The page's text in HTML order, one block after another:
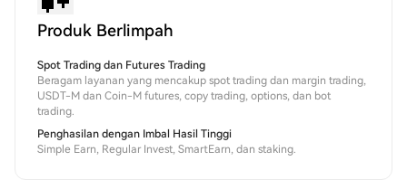
Produk Berlimpah
Spot Trading dan Futures Trading
Beragam layanan yang mencakup spot trading dan margin trading,
USDT-M dan Coin-M futures, copy trading, options, dan bot
trading.
Penghasilan dengan Imbal Hasil Tinggi
Simple Earn, Regular Invest, SmartEarn, dan staking.